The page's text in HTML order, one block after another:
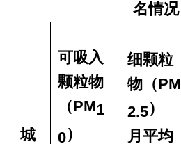
名情况
城
可吸入
颗粒物
（PM1
0）
细颗粒
物（PM
2.5）
月平均